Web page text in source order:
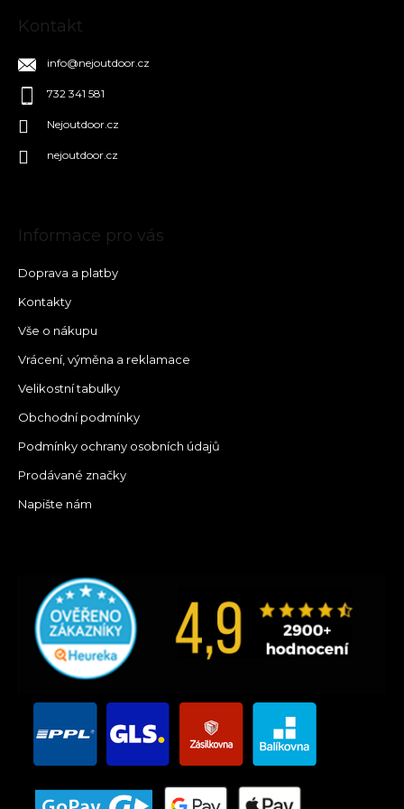
Kontakt
info@nejoutdoor.cz
732 341 581
Nejoutdoor.cz
nejoutdoor.cz
Informace pro vás
Doprava a platby
Kontakty
Vše o nákupu
Vrácení, výměna a reklamace
Velikostní tabulky
Obchodní podmínky
Podmínky ochrany osobních údajů
Prodávané značky
Napište nám